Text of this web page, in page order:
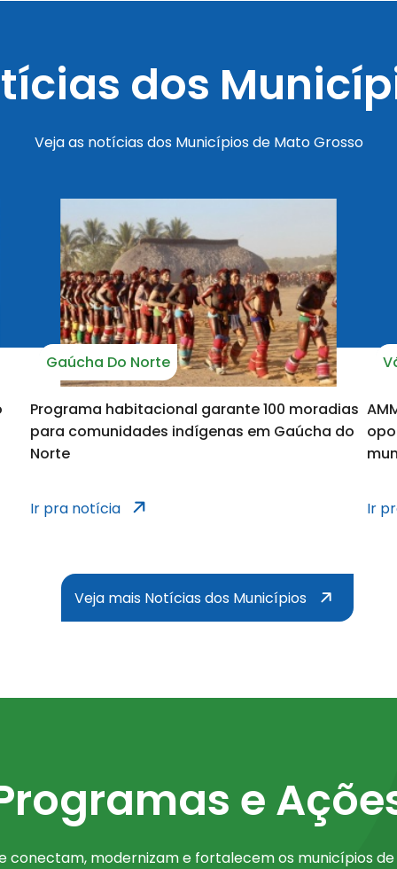
dos
Veja as notícias dos Municípios de Mato Grosso
de Notícias dos Municípios
Gaúcha Do Norte
Programa habitacional garante 100 moradias
para comunidades indígenas em Gaúcha do
Norte
Ir pra notícia notícias dos Ir
Veja mais Notícias dos Municípios
e
conectam, modernizam e fortalecem os municípios